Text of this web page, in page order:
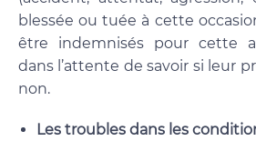
blessée ou tuée à cette
être indemnisés pour cette
dans l’attente de savoir si leur
non.
Les troubles dans les